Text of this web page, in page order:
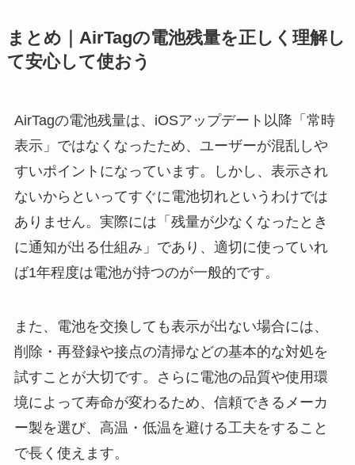
まとめ｜AirTagの電池残量を正しく理解し
て安心して使おう
AirTagの電池残量は、iOSアップデート以降「常時
表示」ではなくなったため、ユーザーが混乱しや
すいポイントになっています。しかし、表示され
ないからといってすぐに電池切れというわけでは
ありません。実際には「残量が少なくなったとき
に通知が出る仕組み」であり、適切に使っていれ
ば1年程度は電池が持つのが一般的です。
また、電池を交換しても表示が出ない場合には、
削除・再登録や接点の清掃などの基本的な対処を
試すことが大切です。さらに電池の品質や使用環
境によって寿命が変わるため、信頼できるメーカ
ー製を選び、高温・低温を避ける工夫をすること
で長く使えます。